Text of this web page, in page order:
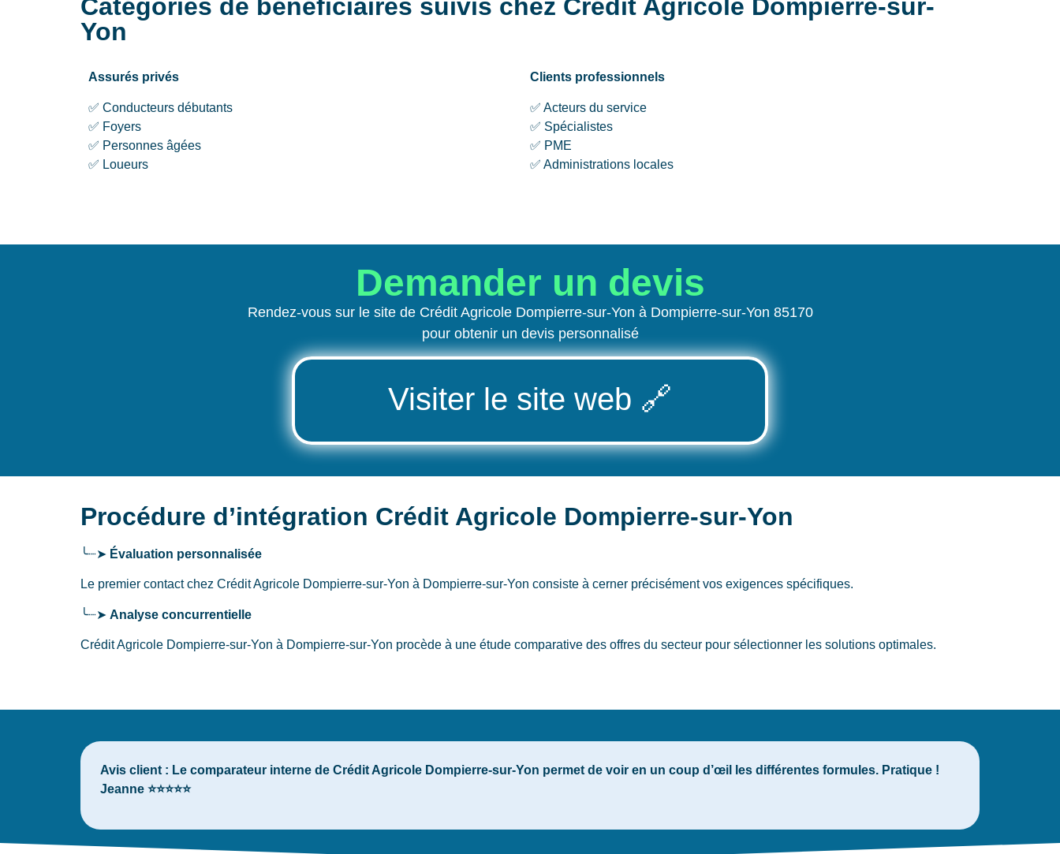
Catégories de bénéficiaires suivis chez Crédit Agricole Dompierre-sur-
Yon
Assurés privés
✅ Conducteurs débutants
✅ Foyers
✅ Personnes âgées
✅ Loueurs
Clients professionnels
✅ Acteurs du service
✅ Spécialistes
✅ PME
✅ Administrations locales
Demander un devis
Rendez-vous sur le site de Crédit Agricole Dompierre-sur-Yon à Dompierre-sur-Yon 85170
pour obtenir un devis personnalisé
Visiter le site web 🔗
Procédure d’intégration Crédit Agricole Dompierre-sur-Yon
╰┈➤ Évaluation personnalisée
Le premier contact chez Crédit Agricole Dompierre-sur-Yon à Dompierre-sur-Yon consiste à cerner précisément vos exigences spécifiques.
╰┈➤ Analyse concurrentielle
Crédit Agricole Dompierre-sur-Yon à Dompierre-sur-Yon procède à une étude comparative des offres du secteur pour sélectionner les solutions optimales.
Avis client : Le comparateur interne de Crédit Agricole Dompierre-sur-Yon permet de voir en un coup d’œil les différentes formules. Pratique !
Jeanne ⭐⭐⭐⭐⭐